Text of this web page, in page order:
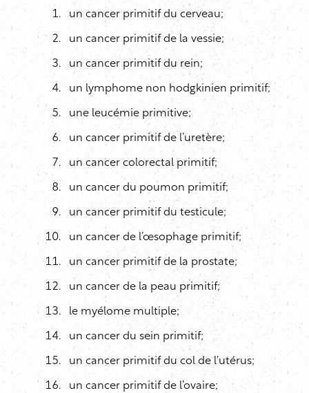
un cancer primitif du cerveau;
un cancer primitif de la vessie;
un cancer primitif du rein;
un lymphome non hodgkinien primitif;
une leucémie primitive;
un cancer primitif de l’uretère;
un cancer colorectal primitif;
un cancer du poumon primitif;
un cancer primitif du testicule;
un cancer de l’œsophage primitif;
un cancer primitif de la prostate;
un cancer de la peau primitif;
le myélome multiple;
un cancer du sein primitif;
un cancer primitif du col de l’utérus;
un cancer primitif de l’ovaire;